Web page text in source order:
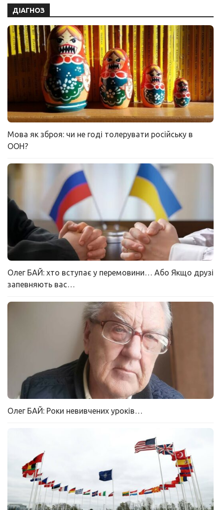
ДІАГНОЗ
Мова як зброя: чи не годі толерувати російську в
ООН?
Олег БАЙ: хто вступає у перемовини… Або Якщо друзі
запевняють вас…
Олег БАЙ: Роки невивчених уроків…